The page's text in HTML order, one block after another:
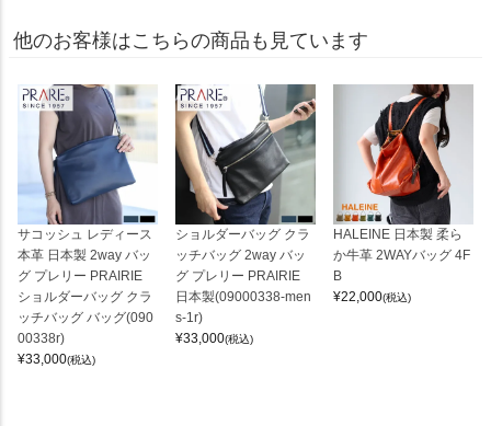
他のお客様はこちらの商品も見ています
サコッシュ レディース
本革 日本製 2way バッ
グ プレリー PRAIRIE
ショルダーバッグ クラ
ッチバッグ バッグ(090
00338r)
¥33,000(税込)
ショルダーバッグ クラ
ッチバッグ 2way バッ
グ プレリー PRAIRIE
日本製(09000338-men
s-1r)
¥33,000(税込)
HALEINE 日本製 柔ら
か牛革 2WAYバッグ 4F
B
¥22,000(税込)